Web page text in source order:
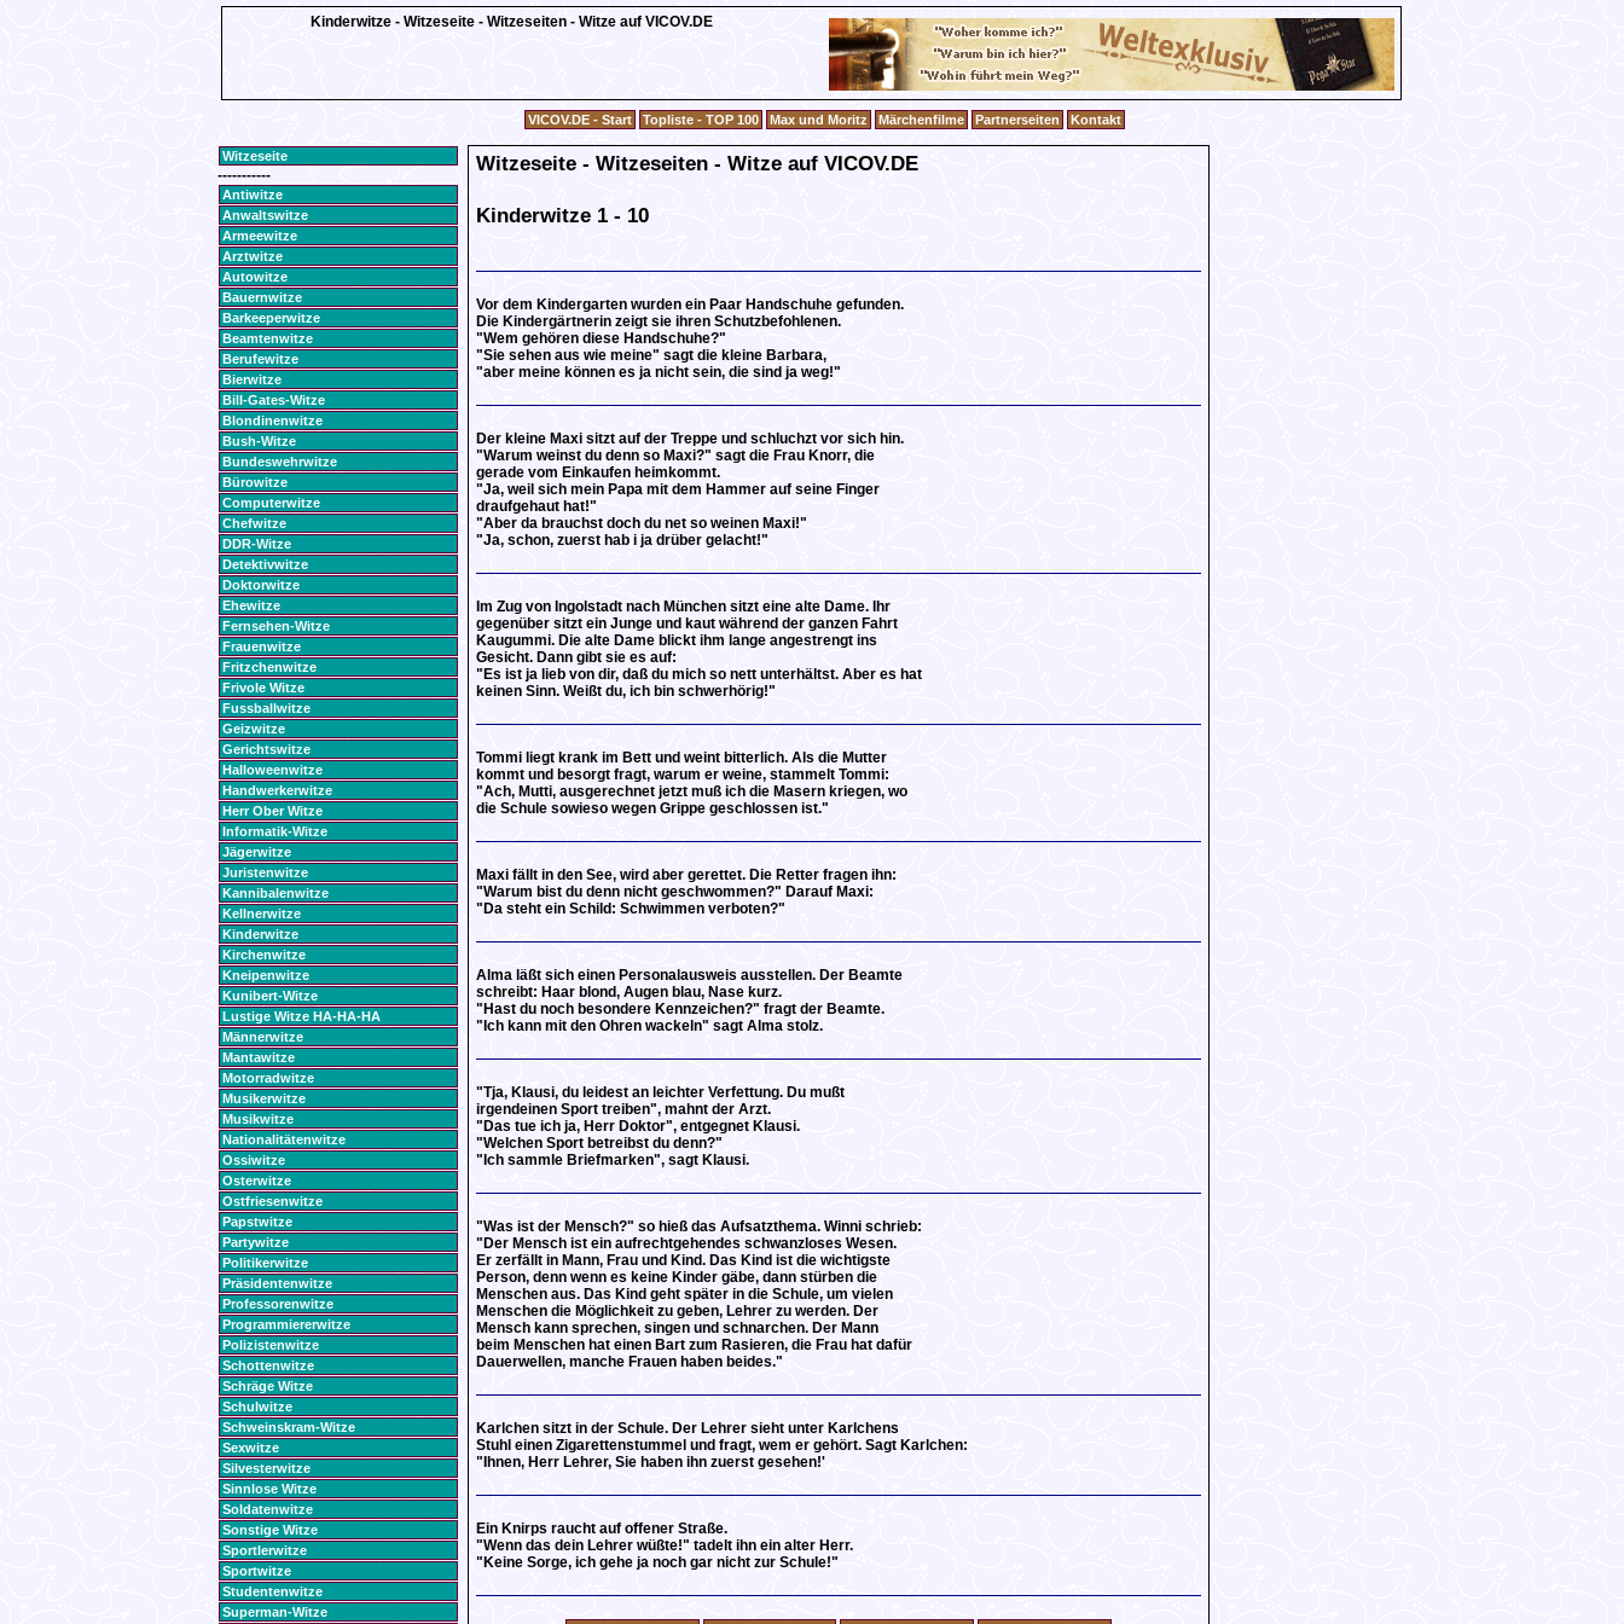
Kinderwitze - Witzeseite - Witzeseiten - Witze auf VICOV.DE
VICOV.DE - Start Topliste - TOP 100 Max und Moritz Märchenfilme Partnerseiten Kontakt
Witzeseite
-----------
Antiwitze
Anwaltswitze
Armeewitze
Arztwitze
Autowitze
Bauernwitze
Barkeeperwitze
Beamtenwitze
Berufewitze
Bierwitze
Bill-Gates-Witze
Blondinenwitze
Bush-Witze
Bundeswehrwitze
Bürowitze
Computerwitze
Chefwitze
DDR-Witze
Detektivwitze
Doktorwitze
Ehewitze
Fernsehen-Witze
Frauenwitze
Fritzchenwitze
Frivole Witze
Fussballwitze
Geizwitze
Gerichtswitze
Halloweenwitze
Handwerkerwitze
Herr Ober Witze
Informatik-Witze
Jägerwitze
Juristenwitze
Kannibalenwitze
Kellnerwitze
Kinderwitze
Kirchenwitze
Kneipenwitze
Kunibert-Witze
Lustige Witze HA-HA-HA
Männerwitze
Mantawitze
Motorradwitze
Musikerwitze
Musikwitze
Nationalitätenwitze
Ossiwitze
Osterwitze
Ostfriesenwitze
Papstwitze
Partywitze
Politikerwitze
Präsidentenwitze
Professorenwitze
Programmiererwitze
Polizistenwitze
Schottenwitze
Schräge Witze
Schulwitze
Schweinskram-Witze
Sexwitze
Silvesterwitze
Sinnlose Witze
Soldatenwitze
Sonstige Witze
Sportlerwitze
Sportwitze
Studentenwitze
Superman-Witze
Witzeseite - Witzeseiten - Witze auf VICOV.DE
Kinderwitze 1 - 10
Vor dem Kindergarten wurden ein Paar Handschuhe gefunden.
Die Kindergärtnerin zeigt sie ihren Schutzbefohlenen.
"Wem gehören diese Handschuhe?"
"Sie sehen aus wie meine" sagt die kleine Barbara,
"aber meine können es ja nicht sein, die sind ja weg!"
Der kleine Maxi sitzt auf der Treppe und schluchzt vor sich hin.
"Warum weinst du denn so Maxi?" sagt die Frau Knorr, die
gerade vom Einkaufen heimkommt.
"Ja, weil sich mein Papa mit dem Hammer auf seine Finger
draufgehaut hat!"
"Aber da brauchst doch du net so weinen Maxi!"
"Ja, schon, zuerst hab i ja drüber gelacht!"
Im Zug von Ingolstadt nach München sitzt eine alte Dame. Ihr
gegenüber sitzt ein Junge und kaut während der ganzen Fahrt
Kaugummi. Die alte Dame blickt ihm lange angestrengt ins
Gesicht. Dann gibt sie es auf:
"Es ist ja lieb von dir, daß du mich so nett unterhältst. Aber es hat
keinen Sinn. Weißt du, ich bin schwerhörig!"
Tommi liegt krank im Bett und weint bitterlich. Als die Mutter
kommt und besorgt fragt, warum er weine, stammelt Tommi:
"Ach, Mutti, ausgerechnet jetzt muß ich die Masern kriegen, wo
die Schule sowieso wegen Grippe geschlossen ist."
Maxi fällt in den See, wird aber gerettet. Die Retter fragen ihn:
"Warum bist du denn nicht geschwommen?" Darauf Maxi:
"Da steht ein Schild: Schwimmen verboten?"
Alma läßt sich einen Personalausweis ausstellen. Der Beamte
schreibt: Haar blond, Augen blau, Nase kurz.
"Hast du noch besondere Kennzeichen?" fragt der Beamte.
"Ich kann mit den Ohren wackeln" sagt Alma stolz.
"Tja, Klausi, du leidest an leichter Verfettung. Du mußt
irgendeinen Sport treiben", mahnt der Arzt.
"Das tue ich ja, Herr Doktor", entgegnet Klausi.
"Welchen Sport betreibst du denn?"
"Ich sammle Briefmarken", sagt Klausi.
"Was ist der Mensch?" so hieß das Aufsatzthema. Winni schrieb:
"Der Mensch ist ein aufrechtgehendes schwanzloses Wesen.
Er zerfällt in Mann, Frau und Kind. Das Kind ist die wichtigste
Person, denn wenn es keine Kinder gäbe, dann stürben die
Menschen aus. Das Kind geht später in die Schule, um vielen
Menschen die Möglichkeit zu geben, Lehrer zu werden. Der
Mensch kann sprechen, singen und schnarchen. Der Mann
beim Menschen hat einen Bart zum Rasieren, die Frau hat dafür
Dauerwellen, manche Frauen haben beides."
Karlchen sitzt in der Schule. Der Lehrer sieht unter Karlchens
Stuhl einen Zigarettenstummel und fragt, wem er gehört. Sagt Karlchen:
"Ihnen, Herr Lehrer, Sie haben ihn zuerst gesehen!'
Ein Knirps raucht auf offener Straße.
"Wenn das dein Lehrer wüßte!" tadelt ihn ein alter Herr.
"Keine Sorge, ich gehe ja noch gar nicht zur Schule!"